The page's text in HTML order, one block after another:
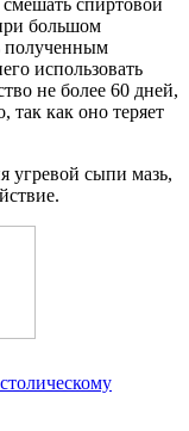
спиртовой
большом
полученным
использовать
не более 60 дней,
так как оно теряет
угревой сыпи мазь,